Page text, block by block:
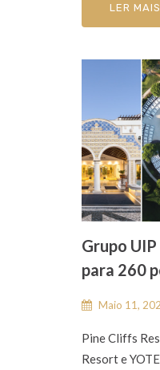
LER MAIS
Grupo
para 260
Maio 11,
Pine Cliffs
Resort e